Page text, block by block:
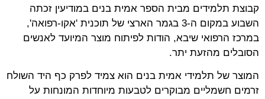
קבוצת תלמידים מבית הספר אמית בנים במודיעין זכתה
השבוע במקום ה-3 בגמר הארצי של תוכנית 'אקו-רפואה',
במרכז הרפואי שיבא, הודות לפיתוח מוצר המיועד לאנשים
הסובלים מהזעת יתר.
המוצר של תלמידי אמית בנים הוא צמיד לפרק כף היד השולח
זרמים חשמליים מבוקרים לטבעות מיוחדות המונחות על